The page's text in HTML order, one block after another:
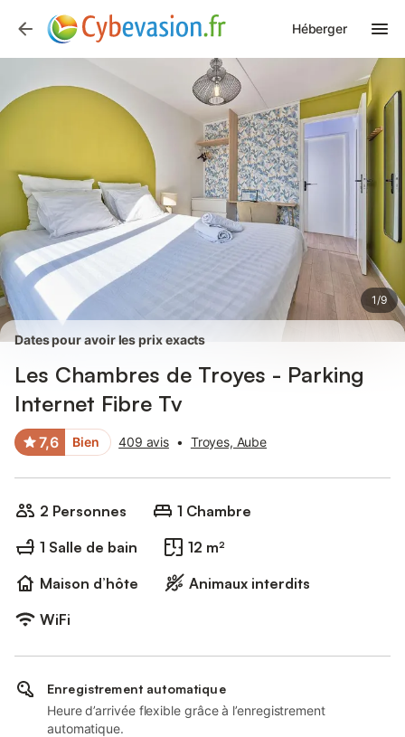
Héberger
1/9
Photos Équipements Avis des voyageurs
Dates pour avoir les prix exacts
Les Chambres de Troyes - Parking
Internet Fibre Tv
7,6 Bien 409 avis • Troyes, Aube
2 Personnes
1 Chambre
1 Salle de bain
12 m²
Maison d’hôte
Animaux interdits
WiFi
Enregistrement automatique
Heure d’arrivée flexible grâce à l’enregistrement
automatique.